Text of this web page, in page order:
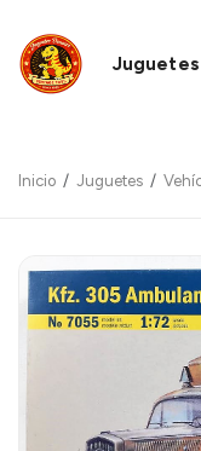
Inicio Juguetes